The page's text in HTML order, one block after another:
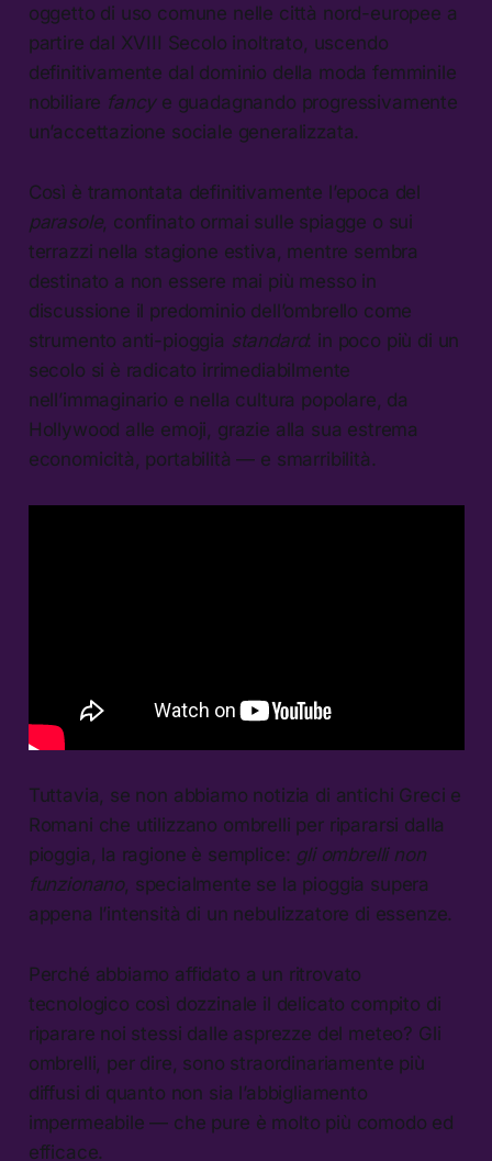
oggetto di uso comune nelle città nord-europee a
partire dal XVIII Secolo inoltrato, uscendo
definitivamente dal dominio della moda femminile
nobiliare fancye guadagnando progressivamente
un’accettazione sociale generalizzata.
Così è tramontata definitivamente l’epoca del
parasole, confinato ormai sulle spiagge o sui
terrazzi nella stagione estiva, mentre sembra
destinato a non essere mai più messo in
discussione il predominio dell’ombrello come
strumento anti-pioggia standard: in poco più di un
secolo si è radicato irrimediabilmente
nell’immaginario e nella cultura popolare, da
Hollywood alle emoji, grazie alla sua estrema
economicità, portabilità — e smarribilità.
Tuttavia, se non abbiamo notizia di antichi Greci e
Romani che utilizzano ombrelli per ripararsi dalla
pioggia, la ragione è semplice: gli ombrelli non
funzionano, specialmente se la pioggia supera
appena l’intensità di un nebulizzatore di essenze.
Perché abbiamo affidato a un ritrovato
tecnologico così dozzinale il delicato compito di
riparare noi stessi dalle asprezze del meteo? Gli
ombrelli, per dire, sono straordinariamente più
diffusi di quanto non sia l’abbigliamento
impermeabile — che pure è molto più comodo ed
efficace.